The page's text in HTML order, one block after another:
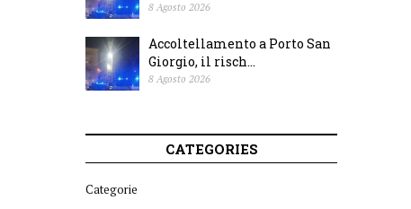
8 Agosto 2026
Accoltellamento a Porto San
Giorgio, il risch...
8 Agosto 2026
CATEGORIES
Categorie